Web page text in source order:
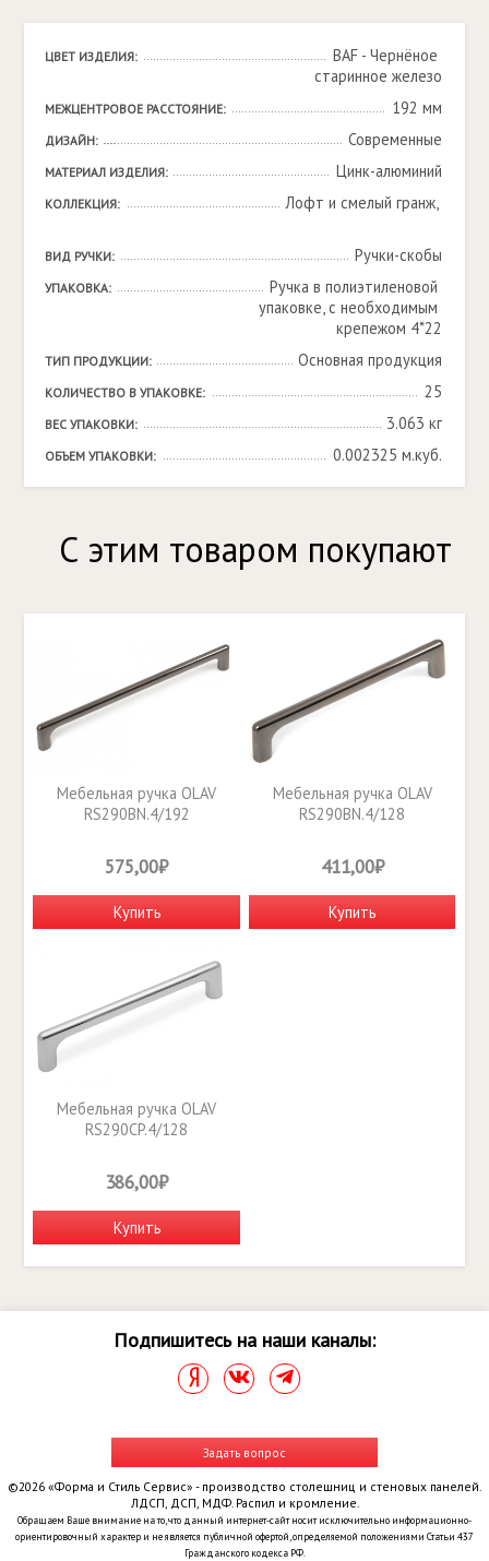
ЦВЕТ ИЗДЕЛИЯ:
BAF - Чернёное
старинное железо
МЕЖЦЕНТРОВОЕ РАССТОЯНИЕ: 192 мм
ДИЗАЙН: Современные
МАТЕРИАЛ ИЗДЕЛИЯ: Цинк-алюминий
КОЛЛЕКЦИЯ: Лофт и смелый гранж,
ВИД РУЧКИ: Ручки-скобы
УПАКОВКА:
Ручка в полиэтиленовой
упаковке, с необходимым
крепежом 4*22
ТИП ПРОДУКЦИИ: Основная продукция
КОЛИЧЕСТВО В УПАКОВКЕ: 25
ВЕС УПАКОВКИ: 3.063 кг
ОБЪЕМ УПАКОВКИ: 0.002325 м.куб.
С этим товаром покупают
Мебельная ручка OLAV
RS290BN.4/192
575,00₽
Купить
Мебельная ручка OLAV
RS290BN.4/128
411,00₽
Купить
Мебельная ручка OLAV
RS290CP.4/128
386,00₽
Купить
Подпишитесь на наши каналы:
Задать вопрос
©2026 «Форма и Стиль Сервис» - производство столешниц и стеновых панелей.
ЛДСП, ДСП, МДФ. Распил и кромление.
Обращаем Ваше внимание на то, что данный интернет-сайт носит исключительно информационно-
ориентировочный характер и не является публичной офертой, определяемой положениями Статьи 437
Гражданского кодекса РФ.